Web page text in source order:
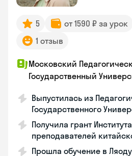
5 от 1590 ₽ за урок
1 отзыв
Московский
Государственный
Выпустилась из
Государственного
Получила грант
преподавателей
Прошла обучение в